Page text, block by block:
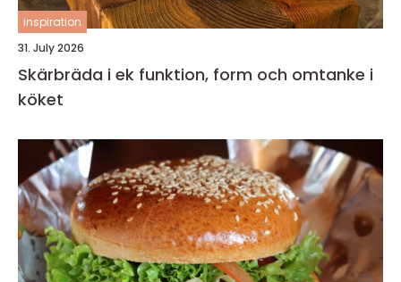
inspiration
31. July 2026
Skärbräda i ek funktion, form och omtanke i
köket